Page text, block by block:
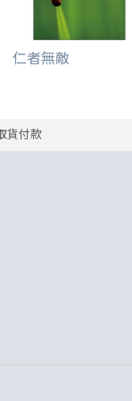
仁者無敵
貨付款